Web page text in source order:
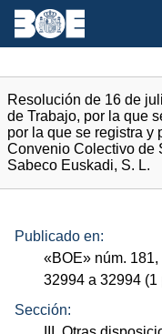
Resolución de 16 de
de Trabajo, por la que
por la que se registra y
Convenio Colectivo de
Sabeco Euskadi, S. L.
Publicado en:
«BOE» núm.
32994 a 32994 (1
Sección: